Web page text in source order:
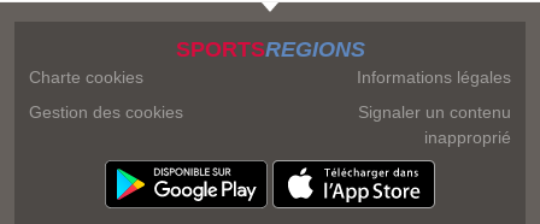
SPORTSREGIONS
Charte cookies
Gestion des cookies
Informations légales
Signaler un contenu
inapproprié